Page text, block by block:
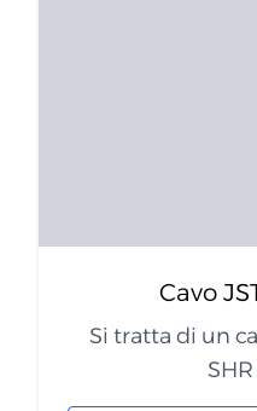
Cavo
Si tratta di un